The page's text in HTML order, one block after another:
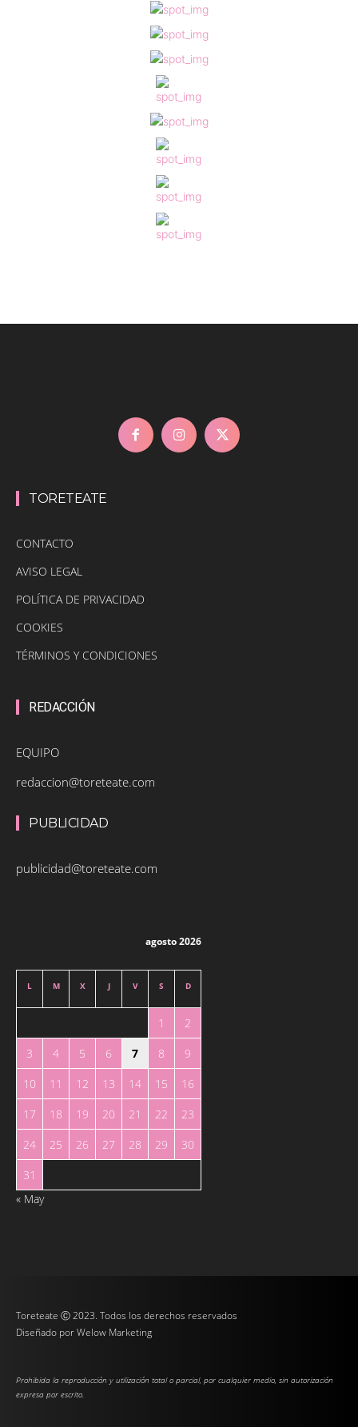
TORETEATE
CONTACTO
AVISO LEGAL
POLÍTICA DE PRIVACIDAD
COOKIES
TÉRMINOS Y CONDICIONES
REDACCIÓN
EQUIPO
redaccion@toreteate.com
PUBLICIDAD
publicidad@toreteate.com
agosto 2026
L M X J V S D
1
2
3
4 5 6 7 8
9
10
11 12 13 14 15
16
17
18 19 20 21 22
23
24
25 26 27 28 29
30
31
« May
Toreteate Ⓒ 2023. Todos los derechos reservados
Diseñado porWelow Marketing
Prohibida la reproducción y utilización total o parcial, por cualquier medio, sin autorización
expresa por escrito.